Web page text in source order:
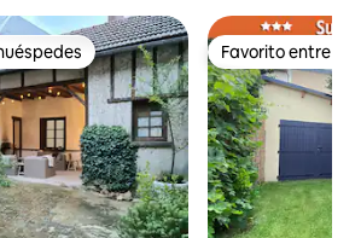
preferido Favorito entre
Favorito entre